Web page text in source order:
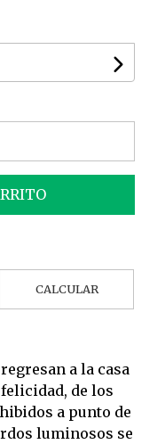
CALCULAR
a la casa
de los
a punto de
luminosos se